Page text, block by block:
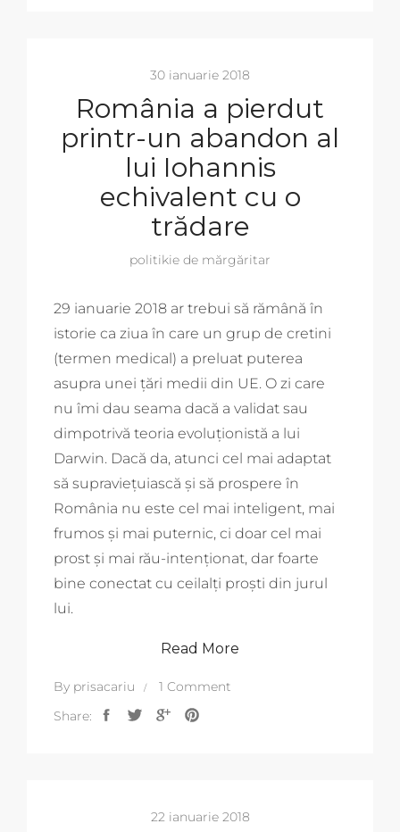
30 ianuarie 2018
România a pierdut
printr-un abandon al
lui Iohannis
echivalent cu o
trădare
politikie de mărgăritar
29 ianuarie 2018 ar trebui să rămână în
istorie ca ziua în care un grup de cretini
(termen medical) a preluat puterea
asupra unei țări medii din UE. O zi care
nu îmi dau seama dacă a validat sau
dimpotrivă teoria evoluționistă a lui
Darwin. Dacă da, atunci cel mai adaptat
să supraviețuiască și să prospere în
România nu este cel mai inteligent, mai
frumos și mai puternic, ci doar cel mai
prost și mai rău-intenționat, dar foarte
bine conectat cu ceilalți proști din jurul
lui.
Read More
By prisacariu
1 Comment
Share:
22 ianuarie 2018